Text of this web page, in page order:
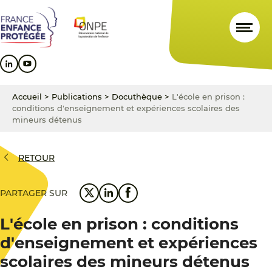
au
contenu
principal
au
menu
principal
au
pied
de
Accueil > Publications > Docuthèque > L'école en prison :
conditions d'enseignement et expériences scolaires des
mineurs détenus
RETOUR
PARTAGER SUR
L'école en prison : conditions
d'enseignement et expériences
scolaires des mineurs détenus